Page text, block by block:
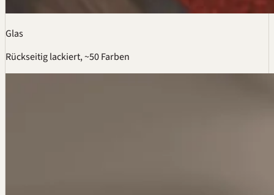
Glas
Rückseitig lackiert, ~50 Farben